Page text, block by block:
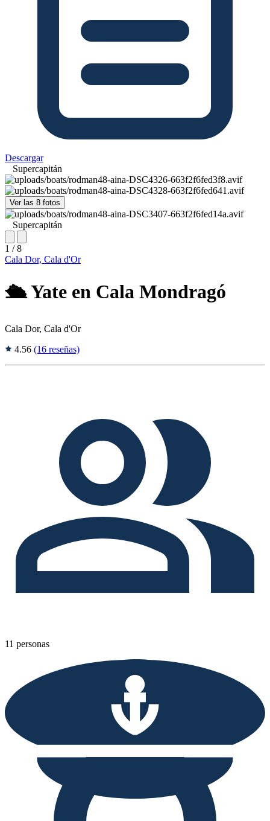
Descargar
Supercapitán
Ver las 8 fotos
Supercapitán
1 / 8
Cala Dor, Cala d'Or
🛳️ Yate en Cala Mondragó
Cala Dor, Cala d'Or
4.56 (16 reseñas)
11 personas